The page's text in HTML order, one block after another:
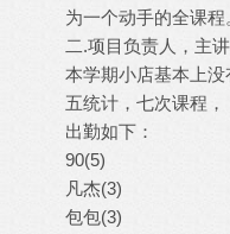
为一个动手的全课程
二.项目负责人，主
本学期小店基本上
五统计，七次课程，
出勤如下：
90(5)
凡杰(3)
包包(3)